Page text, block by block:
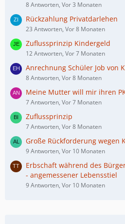
8 Antworten, Vor 3 Monaten
Rückzahlung Privatdarlehen
23 Antworten, Vor 8 Monaten
Zuflussprinzip Kindergeld
12 Antworten, Vor 7 Monaten
Anrechnung Schüler Job von
8 Antworten, Vor 8 Monaten
Meine Mutter will mir ihren
7 Antworten, Vor 7 Monaten
Zuflussprinzip
7 Antworten, Vor 8 Monaten
Große Rückforderung wegen
9 Antworten, Vor 10 Monaten
Erbschaft während des
- angemessener Lebensstiel
9 Antworten, Vor 10 Monaten